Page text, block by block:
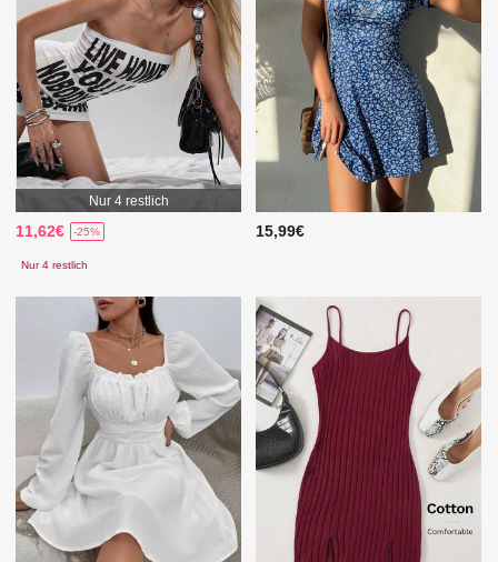
Nur 4 restlich
11,62€ -25%
Nur 4 restlich
15,99€